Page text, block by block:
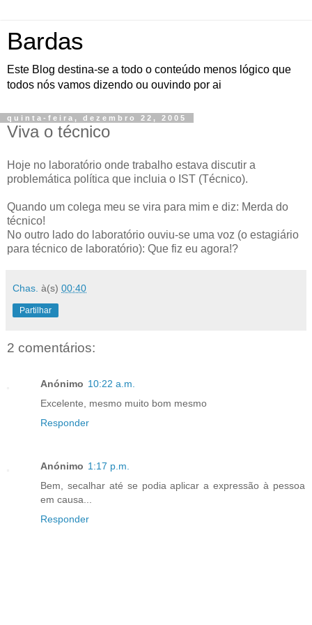
Bardas
Este Blog destina-se a todo o conteúdo menos lógico que
todos nós vamos dizendo ou ouvindo por ai
quinta-feira, dezembro 22, 2005
Viva o técnico
Hoje no laboratório onde trabalho estava discutir a
problemática política que incluia o IST (Técnico).
Quando um colega meu se vira para mim e diz: Merda do
técnico!
No outro lado do laboratório ouviu-se uma voz (o estagiário
para técnico de laboratório): Que fiz eu agora!?
Chas. à(s) 00:40
Partilhar
2 comentários:
Anónimo 10:22 a.m.
Excelente, mesmo muito bom mesmo
Responder
Anónimo 1:17 p.m.
Bem, secalhar até se podia aplicar a expressão à pessoa
em causa...
Responder